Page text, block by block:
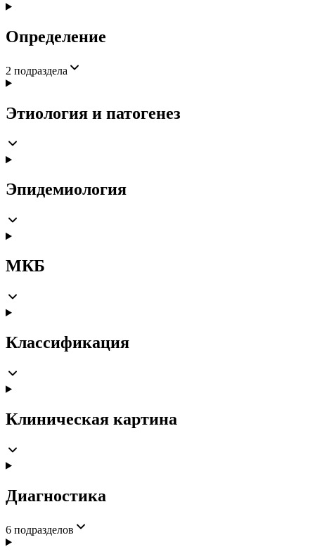
Определение
2 подраздела
Этиология и патогенез
Эпидемиология
МКБ
Классификация
Клиническая картина
Диагностика
6 подразделов